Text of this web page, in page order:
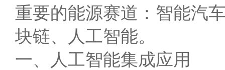
重要的能源赛道：智能汽
块链、人工智能。
一、人工智能集成应用